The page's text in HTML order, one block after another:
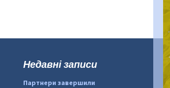
Недавні записи
Партнери завершили